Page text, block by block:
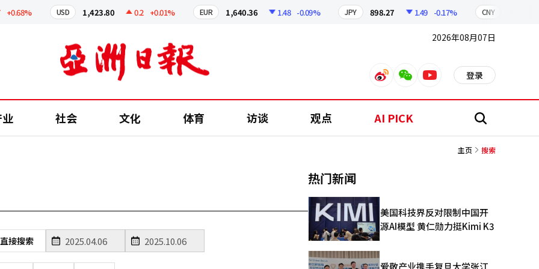
USD 1,423.80 0.2 +0.01% EUR 1,640.36 1.48 -0.09% JPY 898.27 1.49 -0.17% CNY
2026年08月07日
weiboweixinyoutube 登录
社会 文化 体育 访谈 观点 AI PICK 搜
主页 搜索
直接搜索
热门新闻
美国科技界反对限制中国开
源AI模型 黄仁勋力挺Kimi K3
爱敬产业携手复旦大学张江